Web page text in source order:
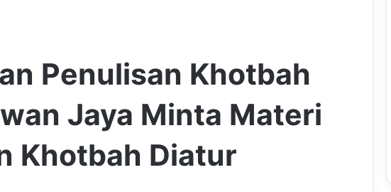
Penulisan Khotbah
Jaya Minta Materi
Khotbah Diatur